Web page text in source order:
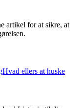
artikel for at sikre, at
Hvad ellers at huske